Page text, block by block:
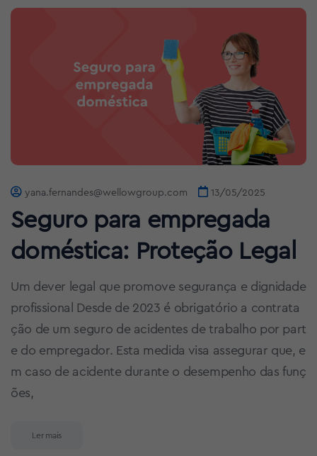
yana.fernandes@wellowgroup.com 13/05/2025
Seguro para empregada
doméstica: Proteção Legal
Um dever legal que promove segurança e dignidade
profissional Desde de 2023 é obrigatório a contrata
ção de um seguro de acidentes de trabalho por part
e do empregador. Esta medida visa assegurar que, e
m caso de acidente durante o desempenho das funç
ões,
Ler mais